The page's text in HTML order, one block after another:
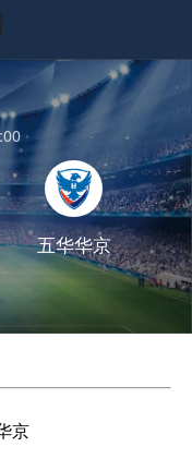
五华华京
京